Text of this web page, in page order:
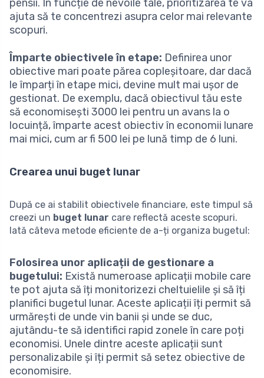
pensii. În funcție de nevoile tale, prioritizarea te va
ajuta să te concentrezi asupra celor mai relevante
scopuri.
Împarte obiectivele în etape: Definirea unor
obiective mari poate părea copleșitoare, dar dacă
le împarți în etape mici, devine mult mai ușor de
gestionat. De exemplu, dacă obiectivul tău este
să economisești 3000 lei pentru un avans la o
locuință, împarte acest obiectiv în economii lunare
mai mici, cum ar fi 500 lei pe lună timp de 6 luni.
Crearea unui buget lunar
După ce ai stabilit obiectivele financiare, este timpul să
creezi un buget lunar care reflectă aceste scopuri.
Iată câteva metode eficiente de a-ți organiza bugetul:
Folosirea unor aplicații de gestionare a
bugetului: Există numeroase aplicații mobile care
te pot ajuta să îți monitorizezi cheltuielile și să îți
planifici bugetul lunar. Aceste aplicații îți permit să
urmărești de unde vin banii și unde se duc,
ajutându-te să identifici rapid zonele în care poți
economisi. Unele dintre aceste aplicații sunt
personalizabile și îți permit să setez obiective de
economisire.